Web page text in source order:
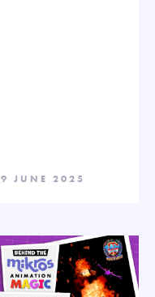
9 JUNE 2025